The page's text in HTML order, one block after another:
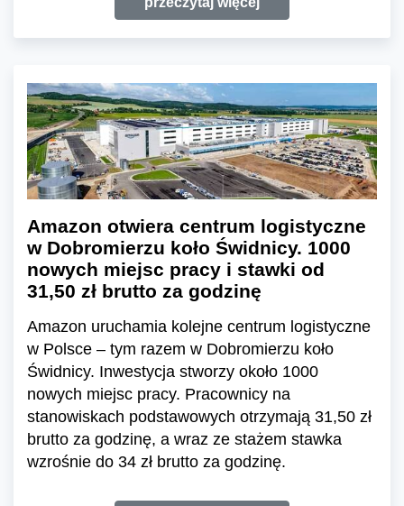
Amazon otwiera centrum logistyczne
w Dobromierzu koło Świdnicy. 1000
nowych miejsc pracy i stawki od
31,50 zł brutto za godzinę
Amazon uruchamia kolejne centrum logistyczne
w Polsce – tym razem w Dobromierzu koło
Świdnicy. Inwestycja stworzy około 1000
nowych miejsc pracy. Pracownicy na
stanowiskach podstawowych otrzymają 31,50 zł
brutto za godzinę, a wraz ze stażem stawka
wzrośnie do 34 zł brutto za godzinę.